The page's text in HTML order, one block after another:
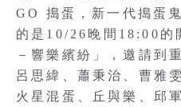
GO 搗蛋，新一代搗蛋
的是10/26晚間18:00的
－響樂繽紛」，邀請到
呂思緯、蕭秉治、曹雅
火星混蛋、丘與樂、邱